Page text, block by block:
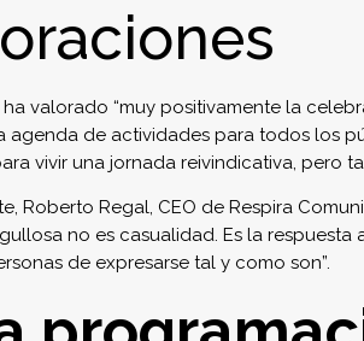
valorado “muy positivamente la
agenda de actividades para todos los
vivir una jornada reivindicativa, pero
Roberto Regal, CEO de Respira
no es casualidad. Es la
de expresarse tal y como son”.